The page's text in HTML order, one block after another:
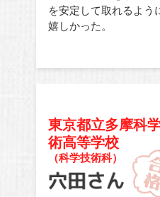
を安定して取れるよう
嬉しかった。
東京都立多摩科
術高等学校
（科学技術科）